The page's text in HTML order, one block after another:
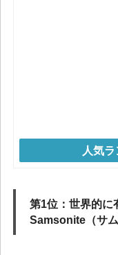
人気
第1位：世界的に
Samsonite（サム